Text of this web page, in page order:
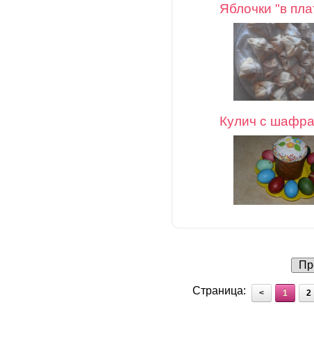
Яблочки "в
Кулич с
Страница: < 1 2